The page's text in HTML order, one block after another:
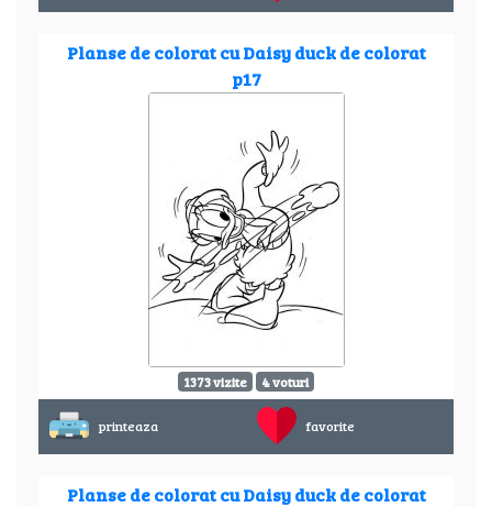
Planse de colorat cu Daisy duck de colorat
p17
1373 vizite 4 voturi
printeaza favorite
Planse de colorat cu Daisy duck de colorat